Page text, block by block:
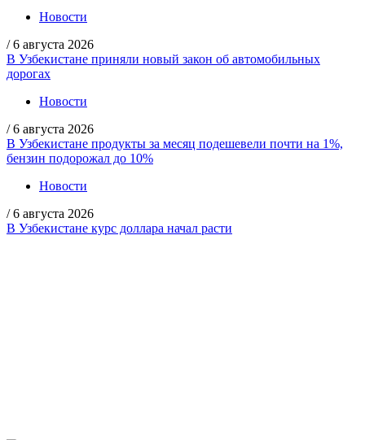
Новости
/ 6 августа 2026
В Узбекистане приняли новый закон об автомобильных
дорогах
Новости
/ 6 августа 2026
В Узбекистане продукты за месяц подешевели почти на 1%,
бензин подорожал до 10%
Новости
/ 6 августа 2026
В Узбекистане курс доллара начал расти